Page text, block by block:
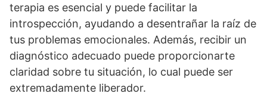
terapia es esencial y puede facilitar la
introspección, ayudando a desentrañar la raí­z de
tus problemas emocionales. Además, recibir un
diagnóstico adecuado puede proporcionarte
claridad sobre tu situación, lo cual puede ser
extremadamente liberador.